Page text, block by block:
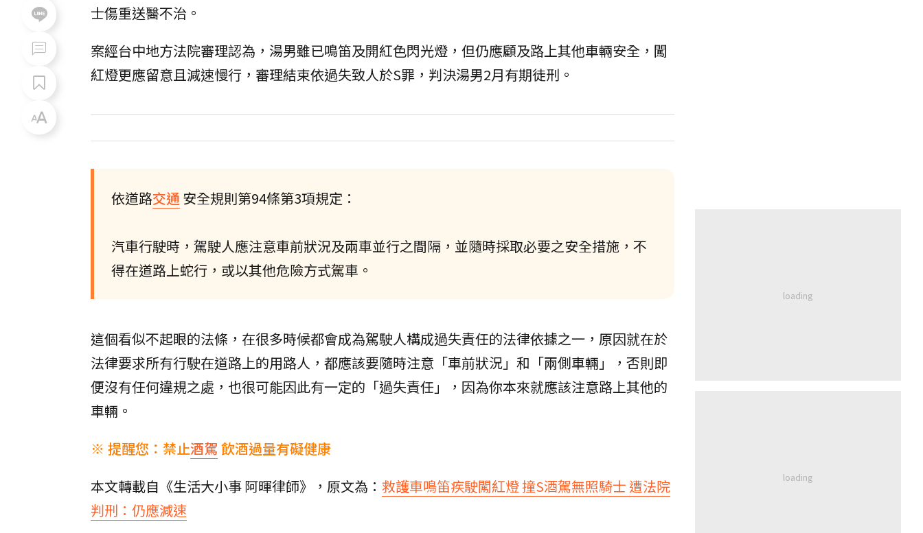
士傷重送醫不治。
案經台中地方法院審理認為，湯男雖已鳴笛及開紅色閃光燈，但仍應顧及路上其他車輛安全，闖
紅燈更應留意且減速慢行，審理結束依過失致人於S罪，判決湯男2月有期徒刑。
依道路交通 安全規則第94條第3項規定：
汽車行駛時，駕駛人應注意車前狀況及兩車並行之間隔，並隨時採取必要之安全措施，不
得在道路上蛇行，或以其他危險方式駕車。
這個看似不起眼的法條，在很多時候都會成為駕駛人構成過失責任的法律依據之一，原因就在於
法律要求所有行駛在道路上的用路人，都應該要隨時注意「車前狀況」和「兩側車輛」，否則即
便沒有任何違規之處，也很可能因此有一定的「過失責任」，因為你本來就應該注意路上其他的
車輛。
※ 提醒您：禁止酒駕 飲酒過量有礙健康
本文轉載自《生活大小事 阿暉律師》，原文為： 救護車鳴笛疾駛闖紅燈 撞S酒駕無照騎士 遭法院
判刑：仍應減速